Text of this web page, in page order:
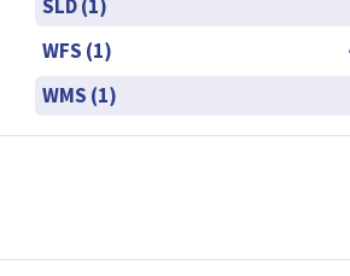
SLD (1)
WFS (1)
WMS (1)